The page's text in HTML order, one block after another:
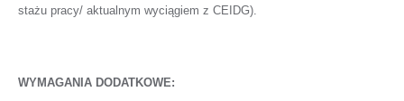
stażu pracy/ aktualnym wyciągiem z CEIDG).
WYMAGANIA DODATKOWE: